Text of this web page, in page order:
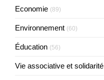
Economie (89)
Environnement (60)
Éducation (56)
Vie associative et solidarité